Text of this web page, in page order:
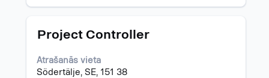
piedāvājumu.
Amats
Project Controller
Atrašanās vieta
Södertälje, SE, 151 38
Atlasiet,
nospiežot
atstarpes
taustiņu,